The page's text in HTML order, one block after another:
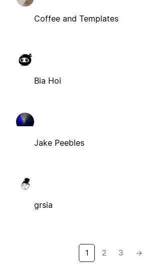
Coffee and Templates
Bia Hoi
Jake Peebles
grsia
1 2 3 →